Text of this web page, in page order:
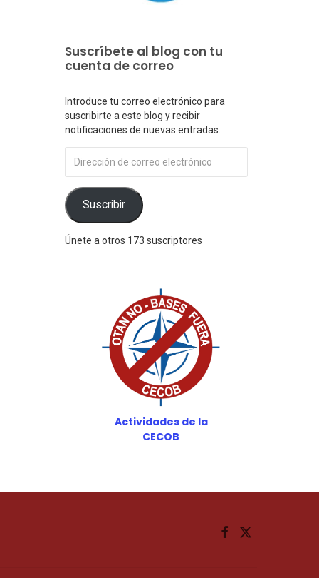
Suscríbete al blog con tu
cuenta de correo
Introduce tu correo electrónico para
suscribirte a este blog y recibir
notificaciones de nuevas entradas.
de
correo
electrónico
Suscribir
Únete a otros 173 suscriptores
Actividades de la
CECOB